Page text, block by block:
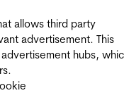
allows third party
advertisement. This
hubs,